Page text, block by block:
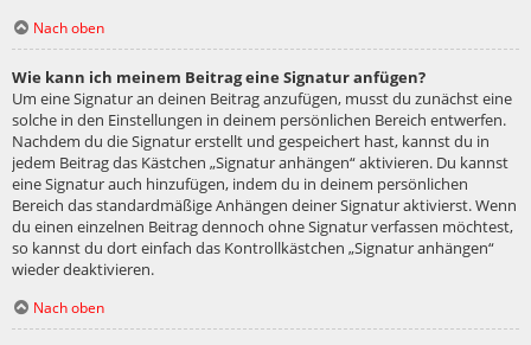
Nach oben
Wie kann ich meinem Beitrag eine Signatur anfügen?
Um eine Signatur an deinen Beitrag anzufügen, musst du zunächst eine
solche in den Einstellungen in deinem persönlichen Bereich entwerfen.
Nachdem du die Signatur erstellt und gespeichert hast, kannst du in
jedem Beitrag das Kästchen „Signatur anhängen“ aktivieren. Du kannst
eine Signatur auch hinzufügen, indem du in deinem persönlichen
Bereich das standardmäßige Anhängen deiner Signatur aktivierst. Wenn
du einen einzelnen Beitrag dennoch ohne Signatur verfassen möchtest,
so kannst du dort einfach das Kontrollkästchen „Signatur anhängen“
wieder deaktivieren.
Nach oben